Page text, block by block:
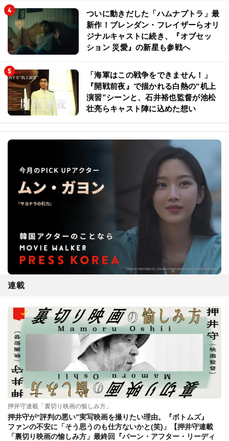
ついに動きだした「ハムナプトラ」最
新作！ブレンダン・フレイザーらオリ
ジナルキャストに続き、『オブセッ
ション 災愛』の新星も参戦へ
「海軍はこの戦争をできません！」
『開戦前夜』で描かれる白熱の“机上
演習”シーンと、石井裕也監督が池松
壮亮らキャスト陣に込めた想い
連載
押井守連載「裏切り映画の愉しみ方」
押井守が“評判の悪い”実写映画を撮りたい理由。『ボトムズ』
ファンの不安に「そう思うのも仕方ないかと(笑)」【押井守連載
「裏切り映画の愉しみ方」最終回『バーン・アフター・リーディ